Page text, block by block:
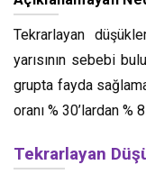
Tekrarlayan
yarısının sebebi
grupta fayda
oranı % 30’lardan %
Tekrarlayan